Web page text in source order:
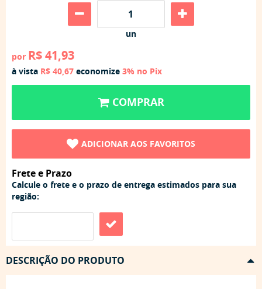
un
por R$ 41,93
à vista R$ 40,67 economize 3% no Pix
COMPRAR
ADICIONAR AOS FAVORITOS
Frete e Prazo
Calcule o frete e o prazo de entrega estimados para sua
região:
DESCRIÇÃO DO PRODUTO